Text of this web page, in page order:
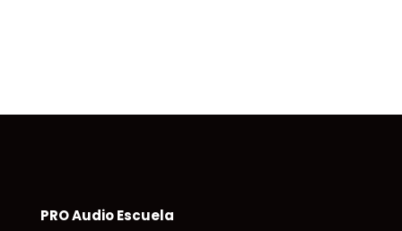
PRO Audio Escuela